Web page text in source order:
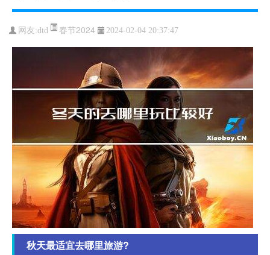
网友:dtd 春节2024 2024-02-04 20:37:47
秋天最适宜去哪里旅游?